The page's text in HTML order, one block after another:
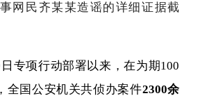
网民齐某某造谣的详细证据截
专项行动部署以来，在为期100
全国公安机关共侦办案件2300余